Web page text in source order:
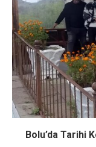
Bolu’da Tarihi